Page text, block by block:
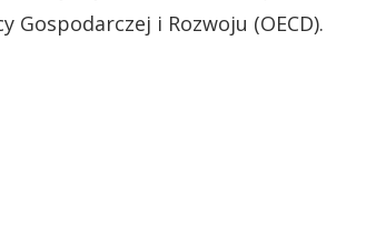
Gospodarczej i Rozwoju (OECD).